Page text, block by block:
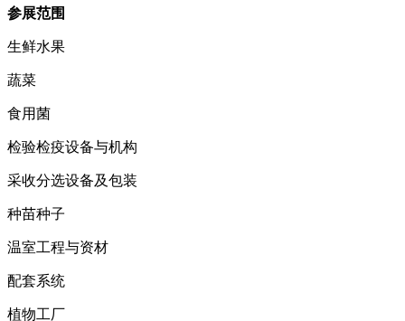
参展范围
生鲜水果
蔬菜
食用菌
检验检疫设备与机构
采收分选设备及包装
种苗种子
温室工程与资材
配套系统
植物工厂